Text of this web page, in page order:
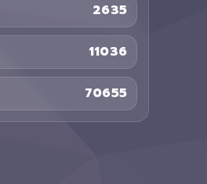
2635
11036
70655